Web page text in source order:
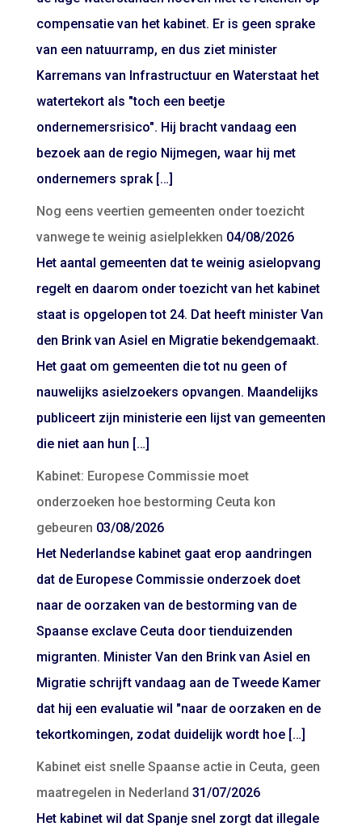
compensatie van het kabinet. Er is geen sprake
van een natuurramp, en dus ziet minister
Karremans van Infrastructuur en Waterstaat het
watertekort als "toch een beetje
ondernemersrisico". Hij bracht vandaag een
bezoek aan de regio Nijmegen, waar hij met
ondernemers sprak […]
Nog eens veertien gemeenten onder toezicht
vanwege te weinig asielplekken 04/08/2026
Het aantal gemeenten dat te weinig asielopvang
regelt en daarom onder toezicht van het kabinet
staat is opgelopen tot 24. Dat heeft minister Van
den Brink van Asiel en Migratie bekendgemaakt.
Het gaat om gemeenten die tot nu geen of
nauwelijks asielzoekers opvangen. Maandelijks
publiceert zijn ministerie een lijst van gemeenten
die niet aan hun […]
Kabinet: Europese Commissie moet
onderzoeken hoe bestorming Ceuta kon
gebeuren 03/08/2026
Het Nederlandse kabinet gaat erop aandringen
dat de Europese Commissie onderzoek doet
naar de oorzaken van de bestorming van de
Spaanse exclave Ceuta door tienduizenden
migranten. Minister Van den Brink van Asiel en
Migratie schrijft vandaag aan de Tweede Kamer
dat hij een evaluatie wil "naar de oorzaken en de
tekortkomingen, zodat duidelijk wordt hoe […]
Kabinet eist snelle Spaanse actie in Ceuta, geen
maatregelen in Nederland 31/07/2026
Het kabinet wil dat Spanje snel zorgt dat illegale